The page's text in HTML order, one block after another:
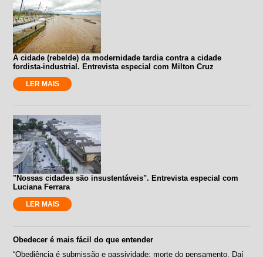
A cidade (rebelde) da modernidade tardia contra a cidade
fordista-industrial. Entrevista especial com Milton Cruz
LER MAIS
"Nossas cidades são insustentáveis". Entrevista especial com
Luciana Ferrara
LER MAIS
Obedecer é mais fácil do que entender
“Obediência é submissão e passividade: morte do pensamento. Daí